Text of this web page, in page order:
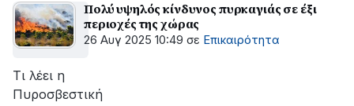
Πολύ υψηλός κίνδυνος πυρκαγιάς σε έξι
περιοχές της χώρας
26 Αυγ 2025 10:49 σε Επικαιρότητα
Τι λέει η
Πυροσβεστική